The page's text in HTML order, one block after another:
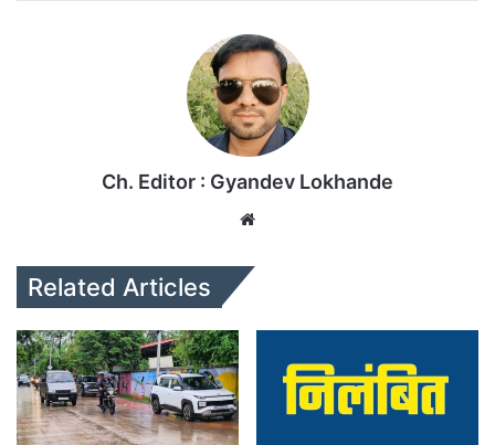
Ch. Editor : Gyandev Lokhande
Related Articles